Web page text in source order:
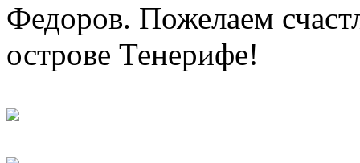
Федоров. Пожелаем
острове Тенерифе!